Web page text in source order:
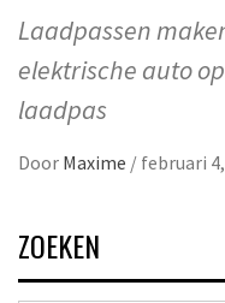
Laadpassen
elektrische auto
laadpas
Door Maxime / februari
ZOEKEN